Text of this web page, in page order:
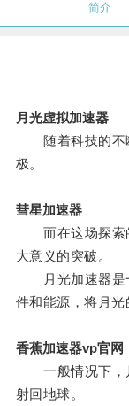
简介
月光虚拟加速器
随着科技的不
极。
彗星加速器
而在这场探索
大意义的突破。
月光加速器是
件和能源，将月光
香蕉加速器vp官网
一般情况下，月
射回地球。